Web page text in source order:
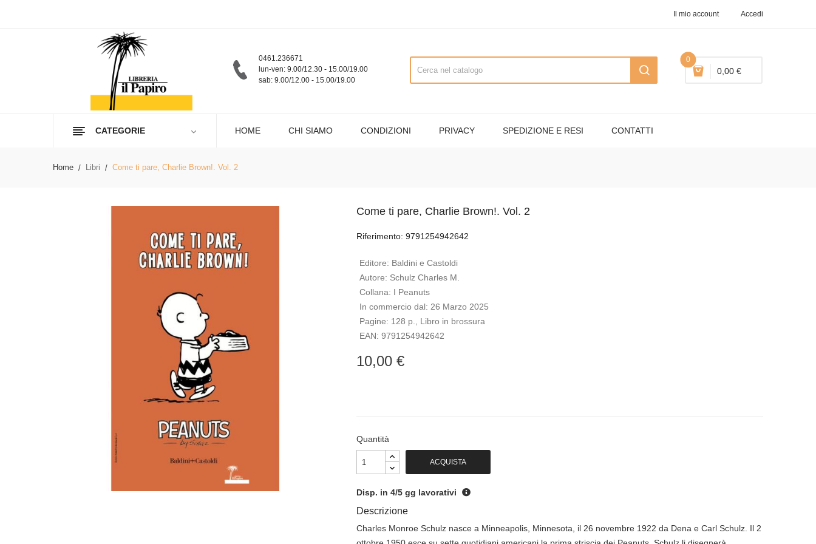
Il mio account Accedi
0
0,00 €
0461.236671
lun-ven: 9.00/12.30 - 15.00/19.00
sab: 9.00/12.00 - 15.00/19.00
CATEGORIE HOME CHI SIAMO CONDIZIONI PRIVACY SPEDIZIONE E RESI CONTATTI
Home Libri Come ti pare, Charlie Brown!. Vol. 2
Come ti pare, Charlie Brown!. Vol. 2
Riferimento: 9791254942642
Editore: Baldini e Castoldi
Autore: Schulz Charles M.
Collana: I Peanuts
In commercio dal: 26 Marzo 2025
Pagine: 128 p., Libro in brossura
EAN: 9791254942642
10,00 €
Quantità
ACQUISTA
Disp. in 4/5 gg lavorativi
Descrizione
Charles Monroe Schulz nasce a Minneapolis, Minnesota, il 26 novembre 1922 da Dena e Carl Schulz. Il 2